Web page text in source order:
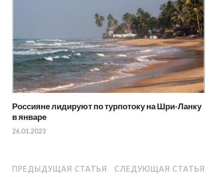
Россияне лидируют по турпотоку на Шри-Ланку
в январе
26.01.2023
ПРЕДЫДУЩАЯ СТАТЬЯ СЛЕДУЮЩАЯ СТАТЬЯ